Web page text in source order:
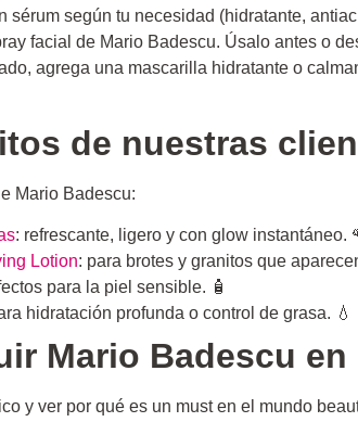
sérum según tu necesidad (hidratante,
facial de Mario Badescu. Úsalo antes o
agrega una mascarilla hidratante o
de nuestras
Mario Badescu:
: refrescante, ligero y con glow instantáneo.
Lotion: para brotes y granitos que
para la piel sensible. 🧴
hidratación profunda o control de grasa. 💧
Mario Badescu en
y ver por qué es un must en el mundo